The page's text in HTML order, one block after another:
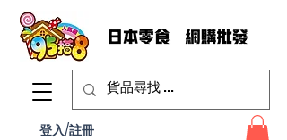
登入/註冊